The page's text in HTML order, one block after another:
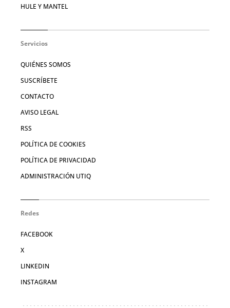
HULE Y MANTEL
Servicios
QUIÉNES SOMOS
SUSCRÍBETE
CONTACTO
AVISO LEGAL
RSS
POLÍTICA DE COOKIES
POLÍTICA DE PRIVACIDAD
ADMINISTRACIÓN UTIQ
Redes
FACEBOOK
X
LINKEDIN
INSTAGRAM